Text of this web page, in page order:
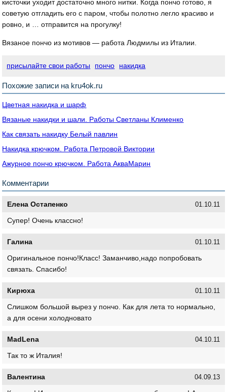
кисточки уходит достаточно много нитки. Когда пончо готово, я
советую отгладить его с паром, чтобы полотно легло красиво и
ровно, и … отправится на прогулку!
Вязаное пончо из мотивов — работа Людмилы из Италии.
присылайте свои работы пончо накидка
Похожие записи на kru4ok.ru
Цветная накидка и шарф
Вязаные накидки и шали. Работы Светланы Клименко
Как связать накидку Белый павлин
Накидка крючком. Работа Петровой Виктории
Ажурное пончо крючком. Работа АкваМарин
Комментарии
Елена Остапенко 01.10.11
Супер! Очень классно!
Галина 01.10.11
Оригинальное пончо!Класс! Заманчиво,надо попробовать
связать. Спасибо!
Кирюха 01.10.11
Слишком большой вырез у пончо. Как для лета то нормально,
а для осени холодновато
MadLena 04.10.11
Так то ж Италия!
Валентина 04.09.13